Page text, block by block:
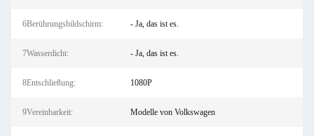
6Berührungsbildschirm: - Ja, das ist es.
7Wasserdicht: - Ja, das ist es.
8Entschließung: 1080P
9Vereinbarkeit: Modelle von Volkswagen